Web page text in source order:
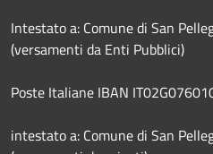
Intestato a: Comune di San
(versamenti da Enti Pubblici)
Poste Italiane IBAN
intestato a: Comune di San